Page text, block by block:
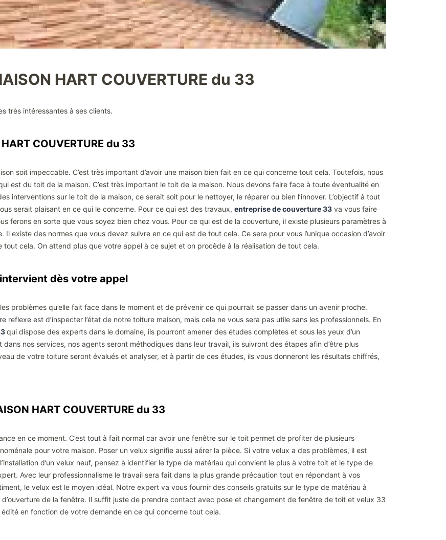
HART COUVERTURE du 33
très intéressantes à ses clients.
COUVERTURE du 33
soit impeccable. C’est très important d’avoir une maison bien fait en ce qui concerne tout cela. Toutefois, nous
est du toit de la maison. C’est très important le toit de la maison. Nous devons faire face à toute éventualité en
interventions sur le toit de la maison, ce serait soit pour le nettoyer, le réparer ou bien l’innover. L’objectif à tout
serait plaisant en ce qui le concerne. Pour ce qui est des travaux, entreprise de couverture 33 va vous faire
ferons en sorte que vous soyez bien chez vous. Pour ce qui est de la couverture, il existe plusieurs paramètres à
existe des normes que vous devez suivre en ce qui est de tout cela. Ce sera pour vous l’unique occasion d’avoir
cela. On attend plus que votre appel à ce sujet et on procède à la réalisation de tout cela.
intervient dès votre appel
problèmes qu’elle fait face dans le moment et de prévenir ce qui pourrait se passer dans un avenir proche.
reflexe est d’inspecter l’état de notre toiture maison, mais cela ne vous sera pas utile sans les professionnels. En
qui dispose des experts dans le domaine, ils pourront amener des études complètes et sous les yeux d’un
nos services, nos agents seront méthodiques dans leur travail, ils suivront des étapes afin d’être plus
de votre toiture seront évalués et analyser, et à partir de ces études, ils vous donneront les résultats chiffrés,
HART COUVERTURE du 33
en ce moment. C’est tout à fait normal car avoir une fenêtre sur le toit permet de profiter de plusieurs
pour votre maison. Poser un velux signifie aussi aérer la pièce. Si votre velux a des problèmes, il est
d’un velux neuf, pensez à identifier le type de matériau qui convient le plus à votre toit et le type de
Avec leur professionnalisme le travail sera fait dans la plus grande précaution tout en répondant à vos
le velux est le moyen idéal. Notre expert va vous fournir des conseils gratuits sur le type de matériau à
de la fenêtre. Il suffit juste de prendre contact avec pose et changement de fenêtre de toit et velux 33
en fonction de votre demande en ce qui concerne tout cela.